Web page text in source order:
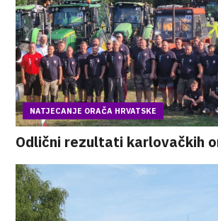
NATJECANJE ORAČA HRVATSKE
Odlični rezultati karlovačkih